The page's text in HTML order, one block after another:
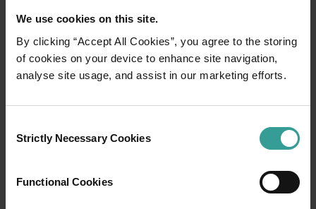
We use cookies on this site.
By clicking “Accept All Cookies”, you agree to the storing
of cookies on your device to enhance site navigation,
analyse site usage, and assist in our marketing efforts.
Selection
Strictly Necessary Cookies
Functional Cookies
01